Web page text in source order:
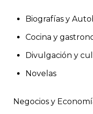
Biografías y
Cocina y
Divulgación y
Novelas
Negocios y